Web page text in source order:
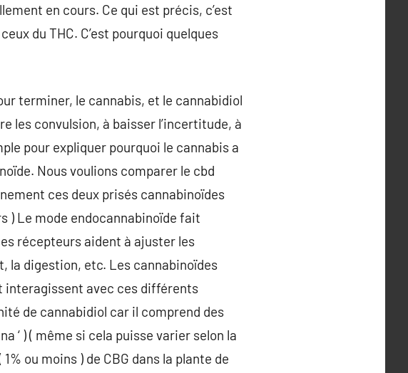
en cours. Ce qui est précis, c’est
du THC. C’est pourquoi quelques
terminer, le cannabis, et le cannabidiol
les convulsion, à baisser l’incertitude, à
pour expliquer pourquoi le cannabis a
Nous voulions comparer le cbd
ces deux prisés cannabinoïdes
) Le mode endocannabinoïde fait
récepteurs aident à ajuster les
la digestion, etc. Les cannabinoïdes
interagissent avec ces différents
de cannabidiol car il comprend des
‘ ) ( même si cela puisse varier selon la
ou moins ) de CBG dans la plante de